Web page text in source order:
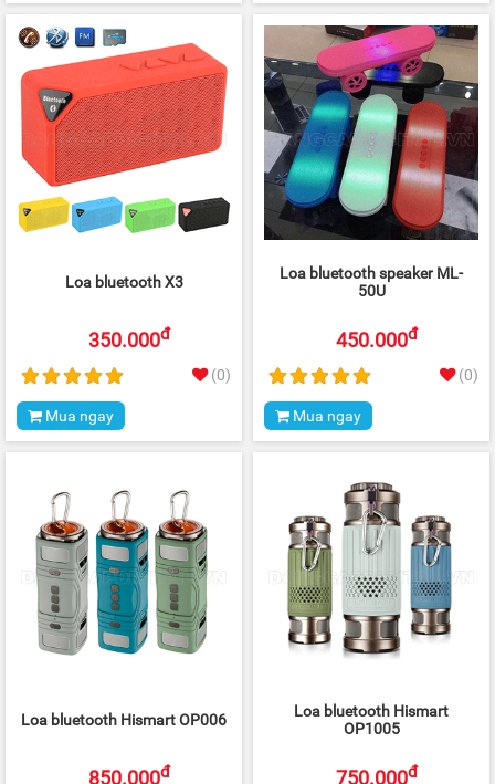
Loa bluetooth X3
350.000đ
(0)
Mua ngay
Loa bluetooth speaker ML-
50U
450.000đ
(0)
Mua ngay
Loa bluetooth Hismart OP006
850.000đ
Loa bluetooth Hismart
OP1005
750.000đ